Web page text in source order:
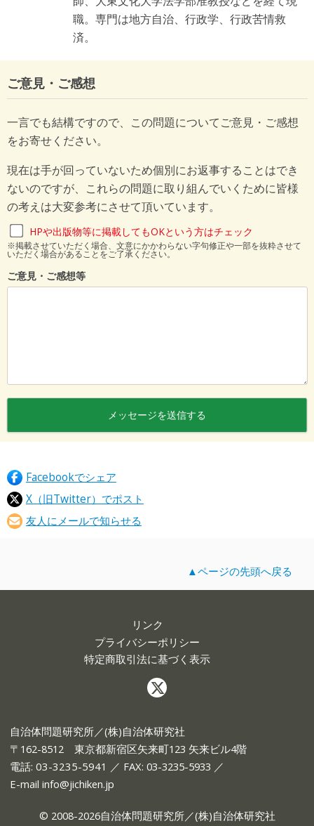
職。専門は地方自治、行政学、行政苦情救
済。
ご意見・ご感想
一言でも結構ですので、この問題についてご意見・ご感想
をお寄せください。
現在は手が回っていないため個別にお返事することはでき
ないのですが、これらの問題に取り組んでいくために皆様
の考えは大変参考にさせて頂いています。
HPや出版物等に掲載してもOKという方はチェック
※掲載させていただく場合、文意にかかわらない字句修正や一部を抜粋させて
いただく場合があることをご了承ください。
ご意見・ご感想等
Facebookでシェア
X（旧Twitter）でポスト
友人にメールで知らせる
▲ページの先頭へ戻る
リンク
プライバシーポリシー
特定商取引法に基づく表示
自治体問題研究所／(株)自治体研究社
〒162-8512 東京都新宿区矢来町123 矢来ビル4階
電話: 03-3235-5941 ／ FAX: 03-3235-5933 ／
E-mail info@jichiken.jp
© 2008-2026自治体問題研究所／(株)自治体研究社